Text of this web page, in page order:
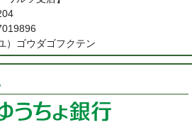
ゴウダゴフクテン